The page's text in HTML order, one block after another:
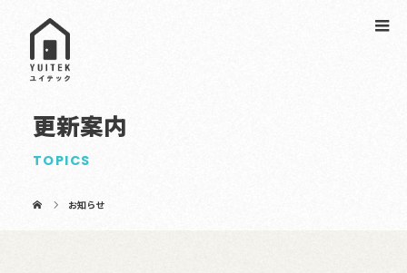
更新案内
TOPICS
お知らせ